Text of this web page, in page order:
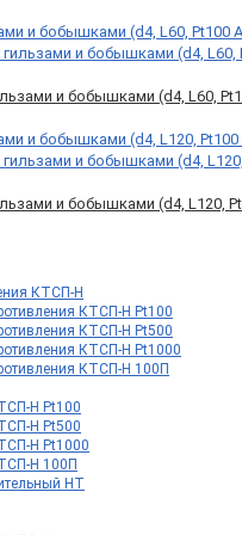
и бобышками (d4, L60,
и бобышками (d4, L120,
КТСП-Н
КТСП-Н Pt100
КТСП-Н Pt500
КТСП-Н Pt1000
КТСП-Н 100П
Н Pt100
Н Pt500
Н Pt1000
Н 100П
НТ